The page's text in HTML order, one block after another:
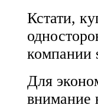
Кстати,
компании
Для
внимание